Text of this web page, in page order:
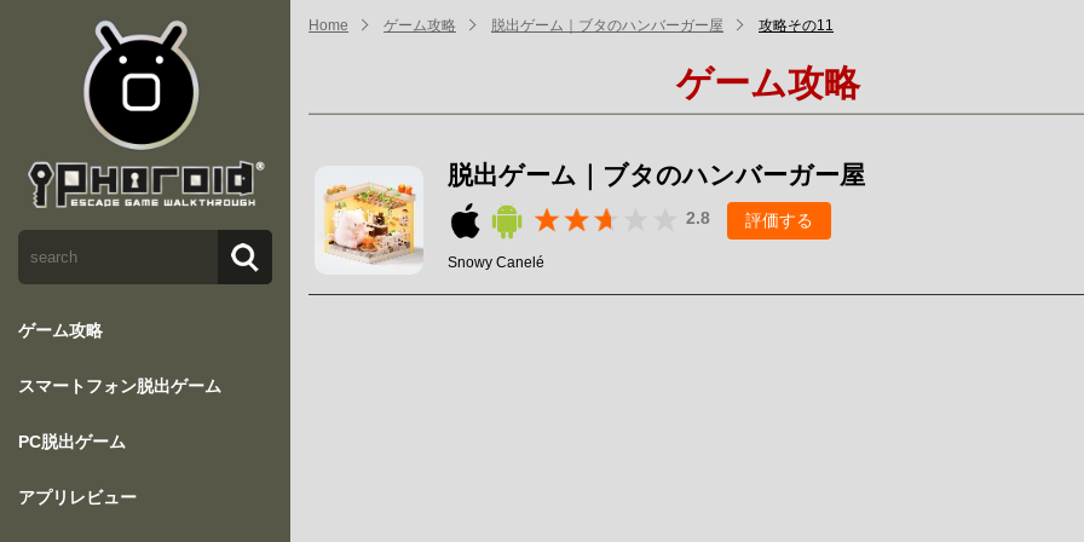
ゲーム攻略
スマートフォン脱出ゲーム
PC脱出ゲーム
アプリレビュー
Home ゲーム攻略 脱出ゲーム｜ブタのハンバーガー屋 攻略その11
ゲーム攻略
脱出ゲーム｜ブタのハンバーガー屋
2.8 評価する
Snowy Canelé